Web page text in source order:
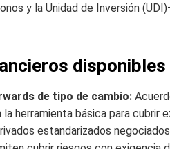
y la Unidad de Inversión
disponibles
de tipo de cambio:
herramienta básica para cubrir
estandarizados